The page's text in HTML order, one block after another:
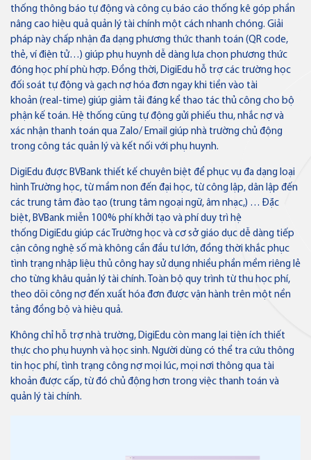
Bảo lãnh
Tài trợ thương mại
Quản lý dòng tiền
Ngân hàng điện tử
Dành cho Doanh nghiệp
Liên hệ
Về Bản Việt Tuyển dụng
Tin tức Nhà đầu tư
Thông báo
thống thông báo tự động và công cụ báo cáo thống kê góp phần
nâng cao hiệu quả quản lý tài chính một cách nhanh chóng. Giải
pháp này chấp nhận đa dạng phương thức thanh toán (QR code,
thẻ, ví điện tử…) giúp phụ huynh dễ dàng lựa chọn phương thức
đóng học phí phù hợp. Đồng thời, DigiEdu hỗ trợ các trường học
đối soát tự động và gạch nợ hóa đơn ngay khi tiền vào tài
khoản (real-time) giúp giảm tải đáng kể thao tác thủ công cho bộ
phận kế toán. Hệ thống cũng tự động gửi phiếu thu, nhắc nợ và
xác nhận thanh toán qua Zalo/ Email giúp nhà trường chủ động
trong công tác quản lý và kết nối với phụ huynh.
DigiEdu được BVBank thiết kế chuyên biệt để phục vụ đa dạng loại
hình Trường học, từ mầm non đến đại học, từ công lập, dân lập đến
các trung tâm đào tạo (trung tâm ngoại ngữ, âm nhạc,) … Đặc
biệt, BVBank miễn 100% phí khởi tạo và phí duy trì hệ
thống DigiEdu giúp các Trường học và cơ sở giáo dục dễ dàng tiếp
cận công nghệ số mà không cần đầu tư lớn, đồng thời khắc phục
tình trạng nhập liệu thủ công hay sử dụng nhiều phần mềm riêng lẻ
cho từng khâu quản lý tài chính. Toàn bộ quy trình từ thu học phí,
theo dõi công nợ đến xuất hóa đơn được vận hành trên một nền
tảng đồng bộ và hiệu quả.
Không chỉ hỗ trợ nhà trường, DigiEdu còn mang lại tiện ích thiết
thực cho phụ huynh và học sinh. Người dùng có thể tra cứu thông
tin học phí, tình trạng công nợ mọi lúc, mọi nơi thông qua tài
khoản được cấp, từ đó chủ động hơn trong việc thanh toán và
quản lý tài chính.
Thẻ VISA
Thẻ tín dụng
Thẻ tín dụng BVBank Visa inStyle
Thẻ tín dụng
Thẻ tín dụng BVBank Visa Joy
Thẻ tín dụng
Thẻ tín dụng BVBank VISA
Lifestyle
Thẻ tín dụng
Thẻ tín dụng BVBank Visa Ms.